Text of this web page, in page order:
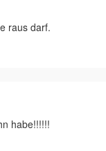
raus darf.
habe!!!!!!